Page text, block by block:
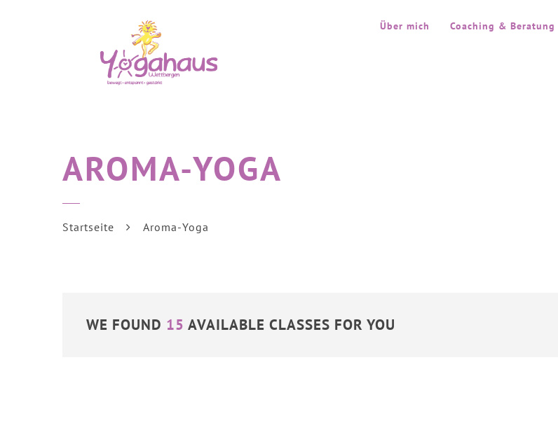
Über mich Coaching & Beratung
AROMA-YOGA
Startseite Aroma-Yoga
WE FOUND 15 AVAILABLE CLASSES FOR YOU